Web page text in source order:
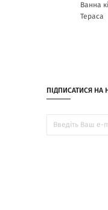
Ванна
Тераса
ПІДПИСАТИСЯ НА